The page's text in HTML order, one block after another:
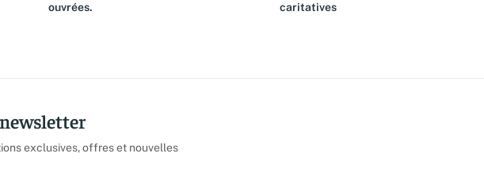
ouvrées.
caritatives
exclusives, offres et nouvelles